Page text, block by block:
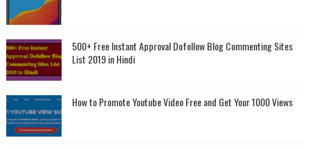
500+ Free Instant Approval Dofollow Blog Commenting Sites
List 2019 in Hindi
How to Promote Youtube Video Free and Get Your 1000 Views